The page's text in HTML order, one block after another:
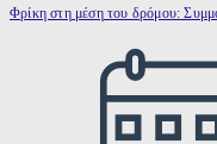
Φρίκη στη μέση του δρόμου: